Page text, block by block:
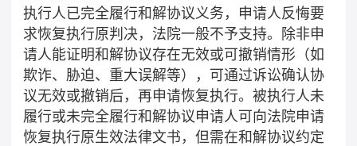
执行人已完全履行和解协议义务，申请人反悔要
求恢复执行原判决，法院一般不予支持。除非申
请人能证明和解协议存在无效或可撤销情形（如
欺诈、胁迫、重大误解等），可通过诉讼确认协
议无效或撤销后，再申请恢复执行。被执行人未
履行或未完全履行和解协议申请人可向法院申请
恢复执行原生效法律文书，但需在和解协议约定